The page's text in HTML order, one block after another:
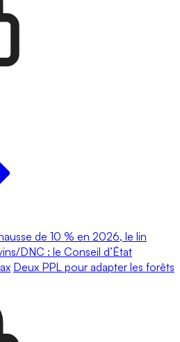
de 10 % en 2026, le lin
DNC : le Conseil d’État
Deux PPL pour adapter les forêts